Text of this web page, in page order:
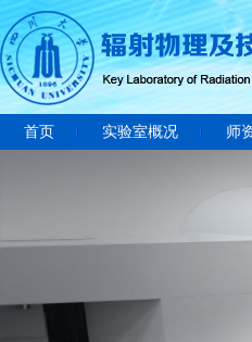
首页 实验室概况 师